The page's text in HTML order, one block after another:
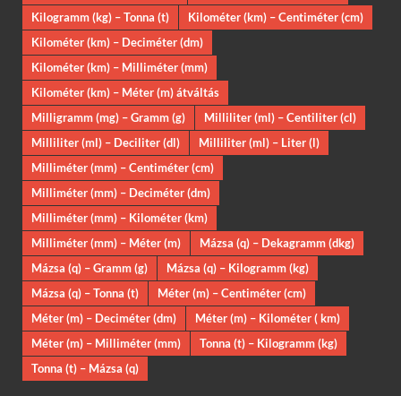
Kilogramm (kg) – Tonna (t)
Kilométer (km) – Centiméter (cm)
Kilométer (km) – Deciméter (dm)
Kilométer (km) – Milliméter (mm)
Kilométer (km) – Méter (m) átváltás
Milligramm (mg) – Gramm (g)
Milliliter (ml) – Centiliter (cl)
Milliliter (ml) – Deciliter (dl)
Milliliter (ml) – Liter (l)
Milliméter (mm) – Centiméter (cm)
Milliméter (mm) – Deciméter (dm)
Milliméter (mm) – Kilométer (km)
Milliméter (mm) – Méter (m)
Mázsa (q) – Dekagramm (dkg)
Mázsa (q) – Gramm (g)
Mázsa (q) – Kilogramm (kg)
Mázsa (q) – Tonna (t)
Méter (m) – Centiméter (cm)
Méter (m) – Deciméter (dm)
Méter (m) – Kilométer ( km)
Méter (m) – Milliméter (mm)
Tonna (t) – Kilogramm (kg)
Tonna (t) – Mázsa (q)